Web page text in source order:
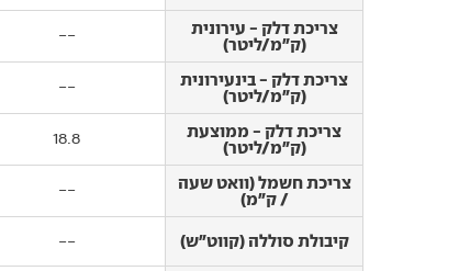
צריכת דלק - עירונית
(ק"מ/ליטר)
צריכת דלק - בינעירונית
(ק"מ/ליטר)
צריכת דלק - ממוצעת
(ק"מ/ליטר)
צריכת חשמל (וואט שעה
/ ק"מ)
קיבולת סוללה (קווט"ש)
צריכת דלק - עירונית
(ק"מ/ליטר) --
צריכת דלק - בינעירונית
(ק"מ/ליטר) --
צריכת דלק - ממוצעת
(ק"מ/ליטר) 18.8
צריכת חשמל (וואט שעה
/ ק"מ) --
קיבולת סוללה (קווט"ש) --